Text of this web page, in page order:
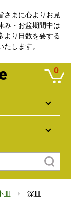
さまに心よりお見
み・お盆期間中は
より日数を要する
します。
0
皿 深皿